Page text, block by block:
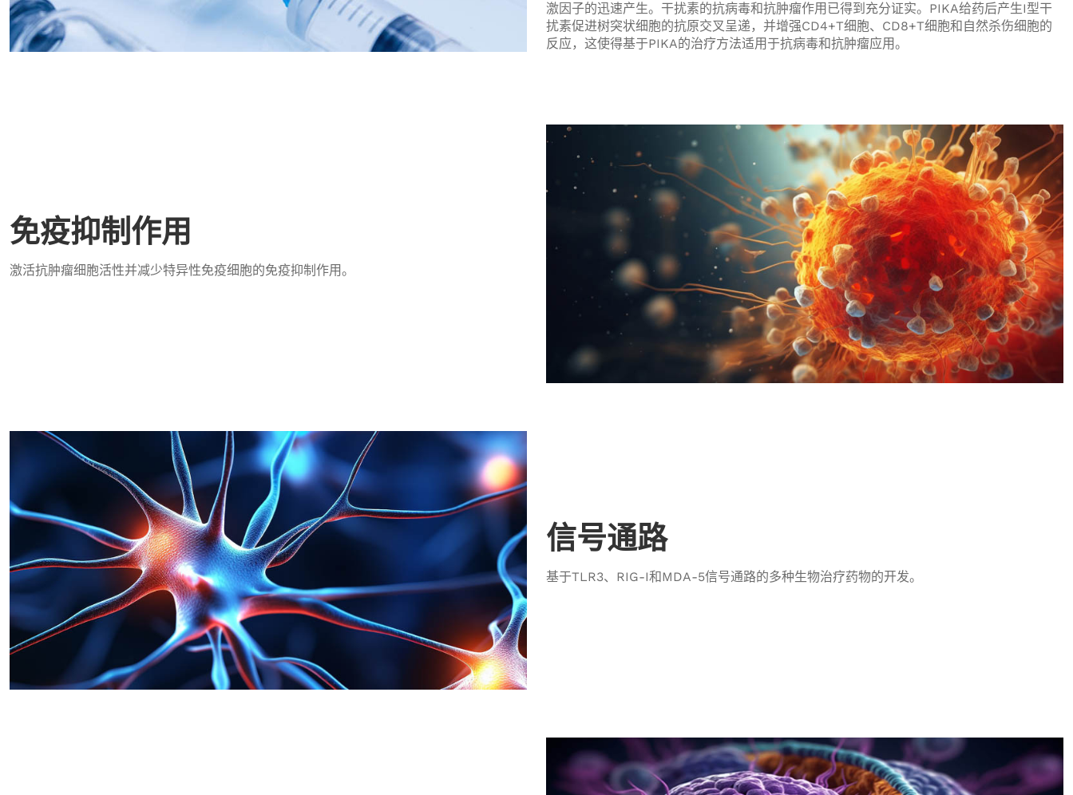
激因子的迅速产生。干扰素的抗病毒和抗肿瘤作用已得到充分证实。PIKA给药后产生I型干
扰素促进树突状细胞的抗原交叉呈递，并增强CD4+T细胞、CD8+T细胞和自然杀伤细胞的
反应，这使得基于PIKA的治疗方法适用于抗病毒和抗肿瘤应用。
免疫抑制作用
激活抗肿瘤细胞活性并减少特异性免疫细胞的免疫抑制作用。
信号通路
基于TLR3、RIG-I和MDA-5信号通路的多种生物治疗药物的开发。